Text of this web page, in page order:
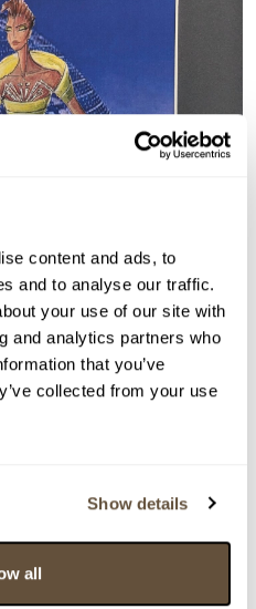
content and ads, to
and to analyse our traffic.
your use of our site with
and analytics partners who
that you’ve
collected from your use
Show details
all